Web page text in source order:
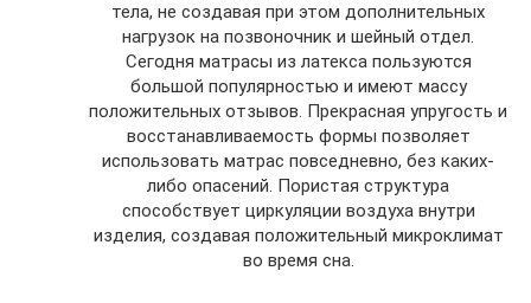
тела, не создавая при этом дополнительных
нагрузок на позвоночник и шейный отдел.
Сегодня матрасы из латекса пользуются
большой популярностью и имеют массу
положительных отзывов. Прекрасная упругость и
восстанавливаемость формы позволяет
использовать матрас повседневно, без каких-
либо опасений. Пористая структура
способствует циркуляции воздуха внутри
изделия, создавая положительный микроклимат
во время сна.